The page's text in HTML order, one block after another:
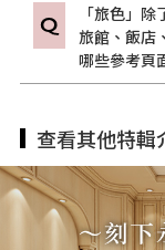
「旅色」
旅館、飯店
哪些參考頁
查看其他特輯